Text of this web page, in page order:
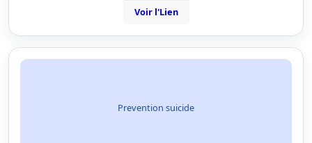
Voir l'Lien
Prevention suicide